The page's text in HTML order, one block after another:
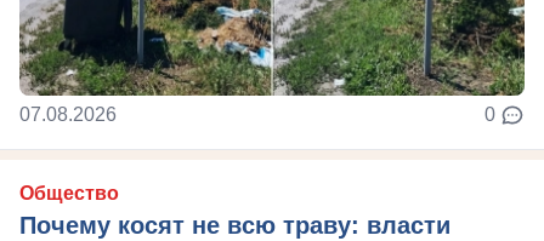
07.08.2026 0
Общество
Почему косят не всю траву: власти